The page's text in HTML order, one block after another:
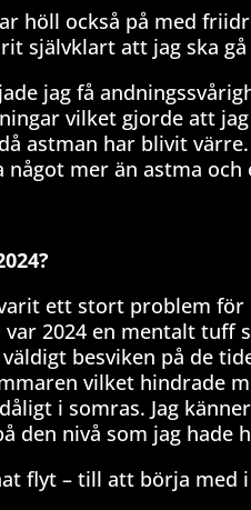
höll också på med
självklart att jag ska
jag få
vilket gjorde att
astman har blivit
mer än astma och
ett stort problem
2024 en mentalt tuff
besviken på de
vilket hindrade
i somras. Jag
den nivå som jag hade
flyt – till att börja med